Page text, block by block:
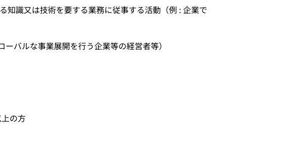
識又は技術を要する業務に従事する活動（例 : 企業で
バルな事業展開を行う企業等の経営者等）
の方